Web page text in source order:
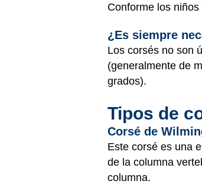
Conforme los
¿Es siempre
Los corsés no son
(generalmente de
grados).
Tipos de
Corsé de
Este corsé es una
de la columna
columna.